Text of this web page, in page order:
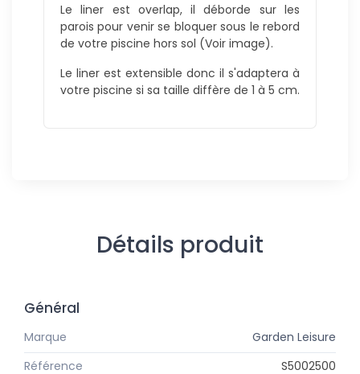
Le liner est overlap, il déborde sur les
parois pour venir se bloquer sous le rebord
de votre piscine hors sol (Voir image).
Le liner est extensible donc il s'adaptera à
votre piscine si sa taille diffère de 1 à 5 cm.
Détails produit
Général
Marque
Garden Leisure
Référence
S5002500